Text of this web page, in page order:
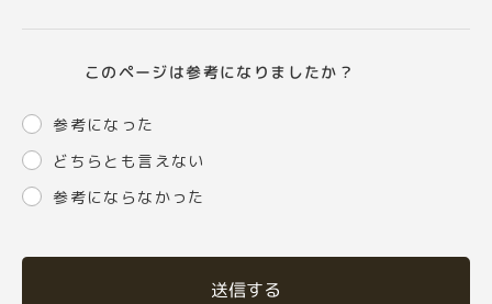
このページは参考になりましたか？
参考になった
どちらとも言えない
参考にならなかった
送信する